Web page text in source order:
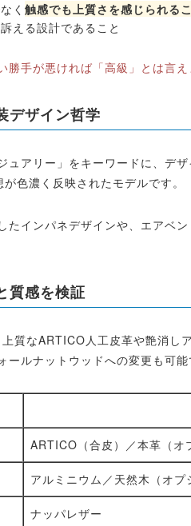
く触感でも上質さを感じられる
える設計であること
勝手が悪ければ「高級」とは言え
デザイン哲学
ュアリー」をキーワードに、デ
色濃く反映されたモデルです。
たインパネデザインや、エアベ
質感を検証
質なARTICO人工皮革や艶消し
ールナットウッドへの変更も可能
ARTICO（合皮）／本革（オ
アルミニウム／天然木（オプ
ナッパレザー